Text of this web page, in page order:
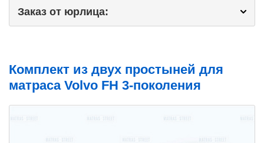
Заказ от юрлица:
Комплект из двух простыней для
матраса Volvo FH 3-поколения